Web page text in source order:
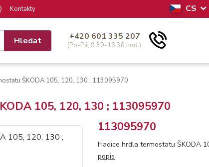
Kontakty CS
Hledat +420 601 335 207
(Po-Pá, 9:30-15:30 hod.)
ŠKODA 105, 120, 130 ; 113095970
105, 120, 130 ; 113095970
113095970
Hadice hrdla termostatu ŠKODA
popis